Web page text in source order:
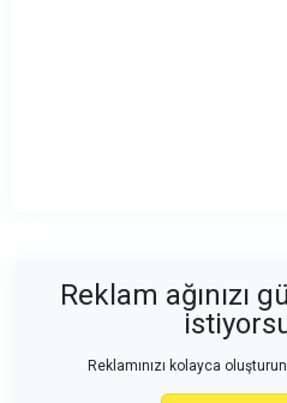
Reklam ağınızı
Reklamınızı kolayca